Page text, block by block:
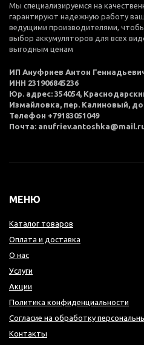
Мы специализируемся на
гарантируют надежную работу
ведущими производителями,
выбор аккумуляторов для всех
выгодным ценам
ИП Ануфриев Антон
ИНН 231906845236
Юр. адрес: 354054,
Измайловка, пер. Калиновый,
Телефон +79183051049
Почта:
МЕНЮ
Каталог товаров
Оплата и доставка
О нас
Услуги
Акции
Политика конфиденциальности
Согласие на обработку
Контакты